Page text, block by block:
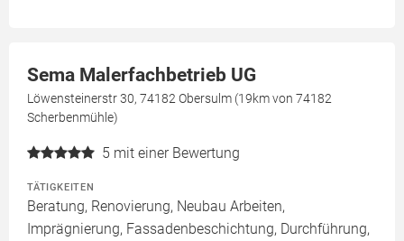
Sema Malerfachbetrieb UG
Löwensteinerstr 30, 74182 Obersulm (19km von 74182
Scherbenmühle)
5 mit einer Bewertung
TÄTIGKEITEN
Beratung, Renovierung, Neubau Arbeiten,
Imprägnierung, Fassadenbeschichtung, Durchführung,